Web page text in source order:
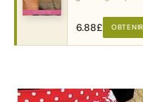
6.88£